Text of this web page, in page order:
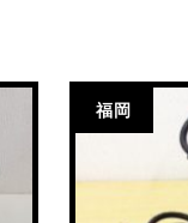
福岡